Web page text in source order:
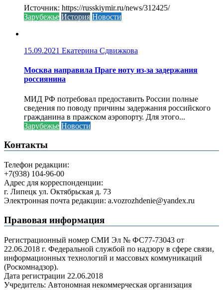
Источник: https://russkiymir.ru/news/312425/
Зарубежье История Новости
15.09.2021 Екатерина Сдвижкова
Москва направила Праге ноту из-за задержания
россиянина
МИД РФ потребовал предоставить России полные
сведения по поводу причины задержания российского
гражданина в пражском аэропорту. Для этого...
Зарубежье Новости
Контакты
Телефон редакции:
+7(938) 104-96-00
Адрес для корреспонденции:
г. Липецк ул. Октябрьская д. 73
Электронная почта редакции: a.vozrozhdenie@yandex.ru
Правовая информация
Регистрационный номер СМИ Эл № ФС77-73043 от
22.06.2018 г. Федеральной службой по надзору в сфере связи,
информационных технологий и массовых коммуникаций
(Роскомнадзор).
Дата регистрации 22.06.2018
Учредитель: Автономная некоммерческая организация